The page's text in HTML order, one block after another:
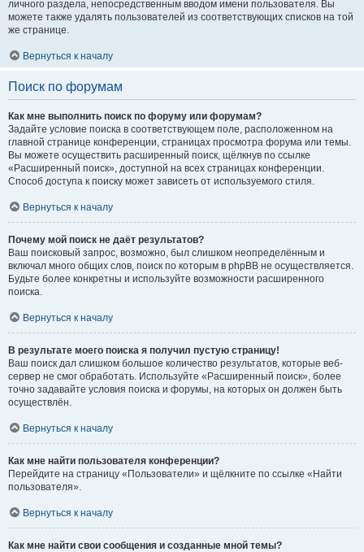
личного раздела, непосредственным вводом имени пользователя. Вы
можете также удалять пользователей из соответствующих списков на той
же странице.
Вернуться к началу
Поиск по форумам
Как мне выполнить поиск по форуму или форумам?
Задайте условие поиска в соответствующем поле, расположенном на
главной странице конференции, страницах просмотра форума или темы.
Вы можете осуществить расширенный поиск, щёлкнув по ссылке
«Расширенный поиск», доступной на всех страницах конференции.
Способ доступа к поиску может зависеть от используемого стиля.
Вернуться к началу
Почему мой поиск не даёт результатов?
Ваш поисковый запрос, возможно, был слишком неопределённым и
включал много общих слов, поиск по которым в phpBB не осуществляется.
Будьте более конкретны и используйте возможности расширенного
поиска.
Вернуться к началу
В результате моего поиска я получил пустую страницу!
Ваш поиск дал слишком большое количество результатов, которые веб-
сервер не смог обработать. Используйте «Расширенный поиск», более
точно задавайте условия поиска и форумы, на которых он должен быть
осуществлён.
Вернуться к началу
Как мне найти пользователя конференции?
Перейдите на страницу «Пользователи» и щёлкните по ссылке «Найти
пользователя».
Вернуться к началу
Как мне найти свои сообщения и созданные мной темы?